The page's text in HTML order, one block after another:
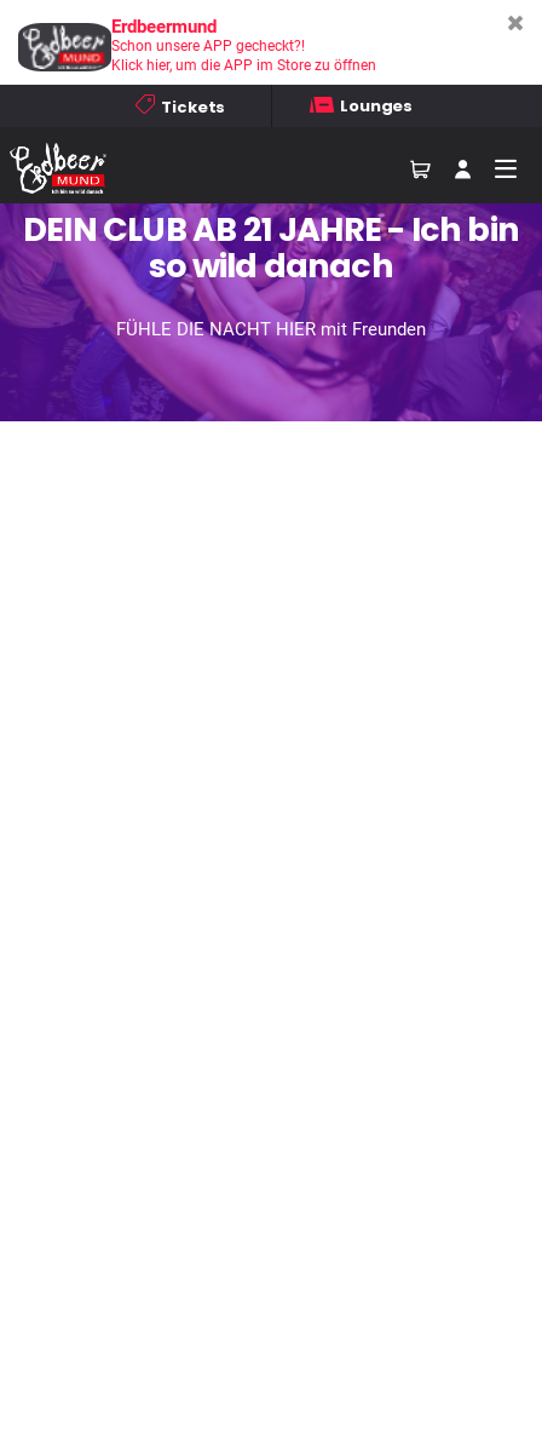
Tickets Lounges
DEIN CLUB AB 21 JAHRE - Ich bin
so wild danach
FÜHLE DIE NACHT HIER mit Freunden
DEIN CLUB AB 21 JAHRE - Ich bin
so wild danach
FÜHLE DIE NACHT HIER mit Freunden
DEIN CLUB AB 21 JAHRE - Ich bin
so wild danach
FÜHLE DIE NACHT HIER mit Freunden
Erdbeermund
Schon unsere APP gecheckt?!
Klick hier, um die APP im Store zu öffnen